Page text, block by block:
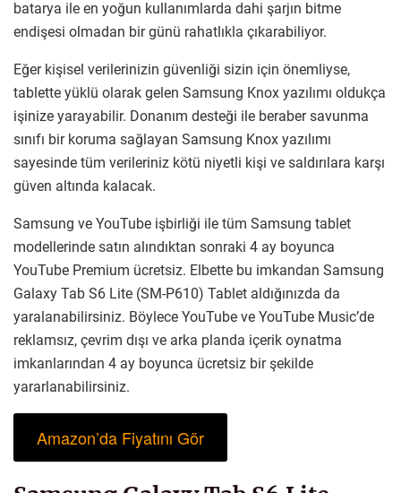
batarya ile en yoğun kullanımlarda dahi şarjın bitme
endişesi olmadan bir günü rahatlıkla çıkarabiliyor.
Eğer kişisel verilerinizin güvenliği sizin için önemliyse,
tablette yüklü olarak gelen Samsung Knox yazılımı oldukça
işinize yarayabilir. Donanım desteği ile beraber savunma
sınıfı bir koruma sağlayan Samsung Knox yazılımı
sayesinde tüm verileriniz kötü niyetli kişi ve saldırılara karşı
güven altında kalacak.
Samsung ve YouTube işbirliği ile tüm Samsung tablet
modellerinde satın alındıktan sonraki 4 ay boyunca
YouTube Premium ücretsiz. Elbette bu imkandan Samsung
Galaxy Tab S6 Lite (SM-P610) Tablet aldığınızda da
yaralanabilirsiniz. Böylece YouTube ve YouTube Music’de
reklamsız, çevrim dışı ve arka planda içerik oynatma
imkanlarından 4 ay boyunca ücretsiz bir şekilde
yararlanabilirsiniz.
Amazon’da Fiyatını Gör